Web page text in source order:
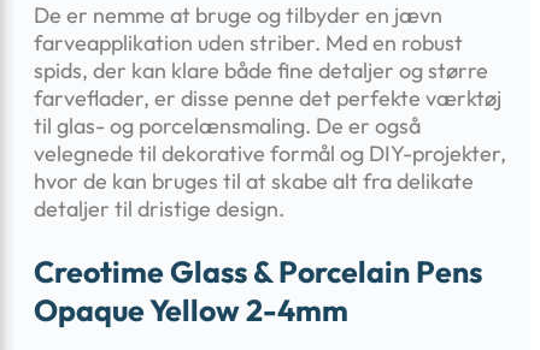
De er nemme at bruge og tilbyder en jævn
farveapplikation uden striber. Med en robust
spids, der kan klare både fine detaljer og større
farveflader, er disse penne det perfekte værktøj
til glas- og porcelænsmaling. De er også
velegnede til dekorative formål og DIY-projekter,
hvor de kan bruges til at skabe alt fra delikate
detaljer til dristige design.
Creotime Glass & Porcelain Pens
Opaque Yellow 2-4mm